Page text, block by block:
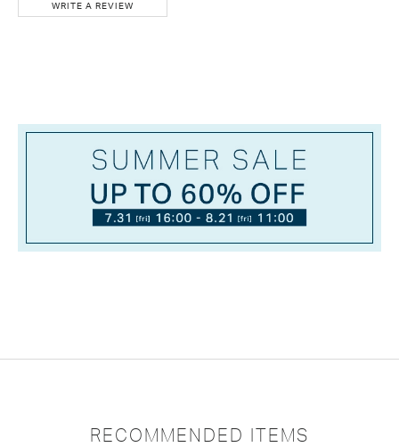
WRITE A REVIEW
RECOMMENDED ITEMS